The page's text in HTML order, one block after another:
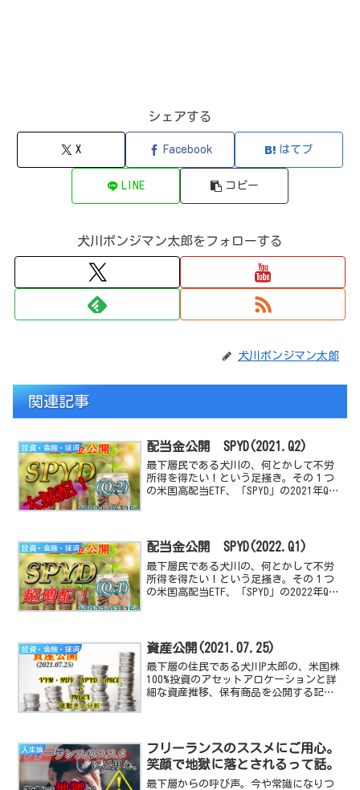
シェアする
X Facebook はてブ
LINE コピー
犬川ポンジマン太郎をフォローする
犬川ポンジマン太郎
関連記事
投資・金融・経済 配当金公開 SPYD(2021.Q2)
最下層民である犬川の、何とかして不労
所得を得たい！という足掻き。その１つ
の米国高配当ETF、「SPYD」の2021年Q2
投資・金融・経済 配当金公開 SPYD(2022.Q1)
最下層民である犬川の、何とかして不労
所得を得たい！という足掻き。その１つ
の米国高配当ETF、「SPYD」の2022年Q1
投資・金融・経済 資産公開(2021.07.25)
最下層の住民である犬川P太郎の、米国株
100%投資のアセットアロケーションと詳
細な資産推移、保有商品を公開する記事
人生論
フリーランスのススメにご用心。
笑顔で地獄に落とされるって話。
最下層からの呼び声。今や常識になりつ